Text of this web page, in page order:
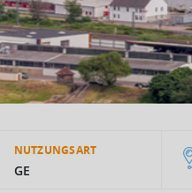
NUTZUNGSART
GE